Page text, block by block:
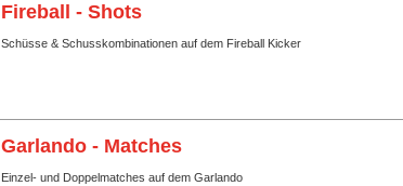
Fireball - Shots
Schüsse & Schusskombinationen auf dem Fireball Kicker
Garlando - Matches
Einzel- und Doppelmatches auf dem Garlando